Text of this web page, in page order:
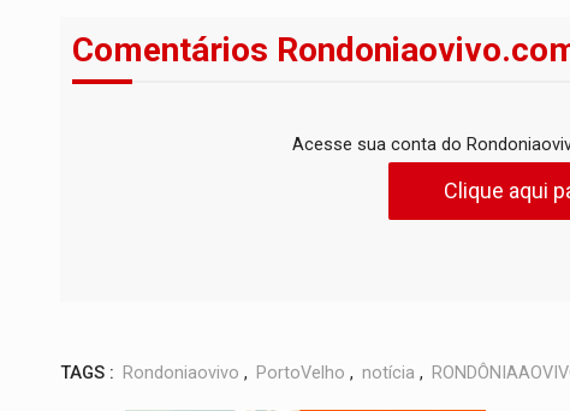
Comentários
Acesse sua conta do
Clique aqui
TAGS : Rondoniaovivo , PortoVelho , notícia ,